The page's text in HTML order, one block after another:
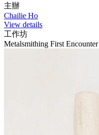
主辦
Chailie Ho
View details
工作坊
Metalsmithing First